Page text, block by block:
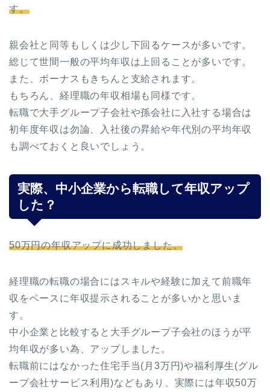
す。
親会社と同等もしくは少し下回るケースが多いです。
総じて世間一般の平均年収は上回ることが多いです。
また、ボーナスもきちんと支給されます。
もちろん、経理職の年収相場も同様です。
転職で大手グループ子会社や孫会社に入社する場合は
初年度年収は勿論、入社後の昇給や年代別の平均年収
も調べておくと良いでしょう。
実際、中小企業から転職して年収アップ
した？
50万円の年収アップに成功しました。
経理職の転職の場合にはスキルや経験に加えて前職年
収をベースに年収提示されることが多いかと思いま
す。
中小企業と比較すると大手グループ子会社のほうが平
均年収が多い為、アップしました。
転職前にはなかった住宅手当(月3万円)や福利厚生(グル
ープ会社サービス利用)などもあり、実際には年収50万